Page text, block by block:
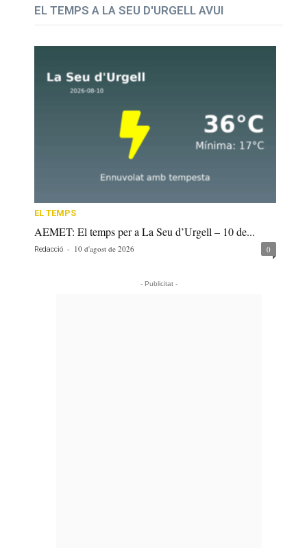
EL TEMPS A LA SEU D'URGELL AVUI
EL TEMPS
AEMET: El temps per a La Seu d’Urgell – 10 de...
Redacció - 10 d'agost de 2026 0
- Publicitat -